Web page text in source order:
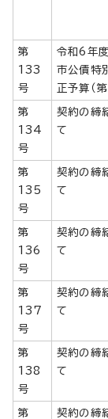
第
133
号
令和6年
市公債特
正予算（第
第
134
号
契約の締
て
第
135
号
契約の締
て
第
136
号
契約の締
て
第
137
号
契約の締
て
第
138
号
契約の締
て
第
契約の締